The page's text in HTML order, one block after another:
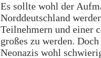
Es sollte wohl der
Norddeutschland
Teilnehmern und einer
großes zu werden.
Neonazis wohl